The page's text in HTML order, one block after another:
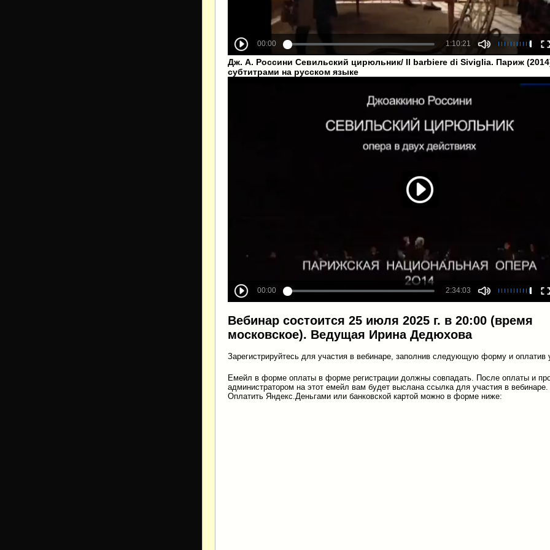
Дж. А. Россини Севильский цирюльник/ Il barbiere di Siviglia. Париж
субтитрами на русском языке
Вебинар состоится 25 июля 2025 г. в 20:00 (время
московское). Ведущая Ирина Дедюхова
Зарегистрируйтесь для участия в вебинаре, заполнив следующую форму и оплатив
Емейл в форме оплаты в форме регистрации должны совпадать. После оплаты и
администратором на этот емейл вам будет выслана ссылка для участия в вебинаре.
Оплатить Яндекс.Деньгами или банковской картой можно в форме ниже: